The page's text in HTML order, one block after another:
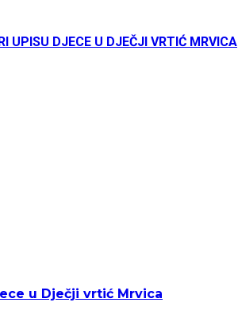
UPISU DJECE U DJEČJI VRTIĆ MRVICA
u Dječji vrtić Mrvica